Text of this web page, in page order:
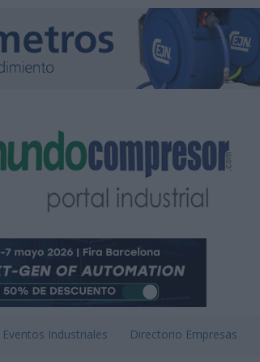
Eventos Industriales Directorio Empresas